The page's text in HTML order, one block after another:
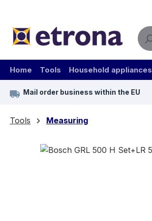
Home Tools Household appliances
Mail order business within the EU
Tools Measuring
Skip image gallery